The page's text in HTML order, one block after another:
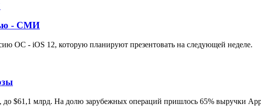
- СМИ
ОС - iOS 12, которую планируют презентовать на следующей неделе.
до $61,1 млрд. На долю зарубежных операций пришлось 65% выручки